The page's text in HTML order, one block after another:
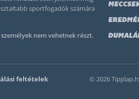
sportfogadók számára
nem vehetnek részt.
feltételek © 2026